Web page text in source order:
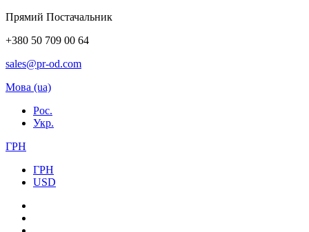
Прямий Постачальник
+380 50 709 00 64
sales@pr-od.com
Мова (ua)
Рос.
Укр.
ГРН
ГРН
USD